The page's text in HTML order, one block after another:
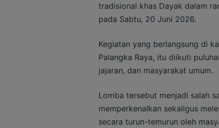
tradisional khas Dayak dalam
pada Sabtu, 20 Juni 2026.
Kegiatan yang berlangsung di
Palangka Raya, itu diikuti
jajaran, dan masyarakat umum.
Lomba tersebut menjadi salah
memperkenalkan sekaligus
secara turun-temurun oleh